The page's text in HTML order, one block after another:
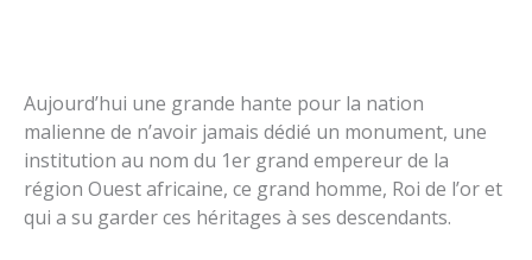
Aujourd’hui une grande hante pour la nation
malienne de n’avoir jamais dédié un monument, une
institution au nom du 1er grand empereur de la
région Ouest africaine, ce grand homme, Roi de l’or et
qui a su garder ces héritages à ses descendants.